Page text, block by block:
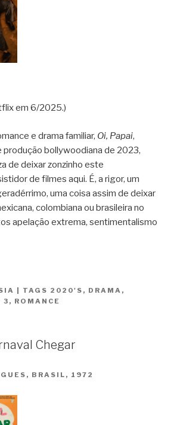
of 5.0 stars
em 6/2025.)
e drama familiar, Oi, Papai,
produção bollywoodiana de 2023,
de deixar zonzinho este
de filmes aqui. É, a rigor, um
uma coisa assim de deixar
colombiana ou brasileira no
apelação extrema, sentimentalismo
| TAGS 2020'S , DRAMA ,
3 , ROMANCE
Chegar
BRASIL, 1972